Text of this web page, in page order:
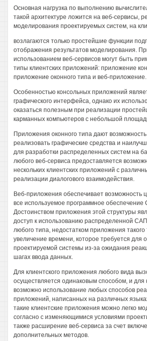
Основная нагрузка по выполнению
такой архитектуре ложится на веб-сервисы,
моделирования проектируемых систем, на
возлагаются только простейшие функции
отображения результатов моделирования.
использованием веб-сервисов могут быть
типы клиентских приложений: приложение
приложение оконного типа и веб-приложение.
Особенностью консольных приложений
графического интерфейса, однако их
оказаться полезным при реализации
карманных компьютеров с небольшой
Приложения оконного типа дают
реализовать графические средства и
для разработки распределенных систем на
любого веб-сервиса предоставляется
нескольких клиентских приложений с
реализации диалогового взаимодействия.
Веб-приложения обеспечивает возможность
все используемое программное обеспечение
Достоинством приложения этой структуры
доступ к использованию распределенной
любого типа, недостатком приложения такого
увеличение времени, которое требуется для
проектируемой системы из-за ожидания
шагах ввода данных.
Для клиентского приложения любого вида
осуществляется одинаковым способом, и для
возможно использование любых способов
приложений, написанных на различных
такие клиентские приложения можно легко
согласно с изменяющимися условиями
также расширение веб-сервиса за счет
дополнительных методов.